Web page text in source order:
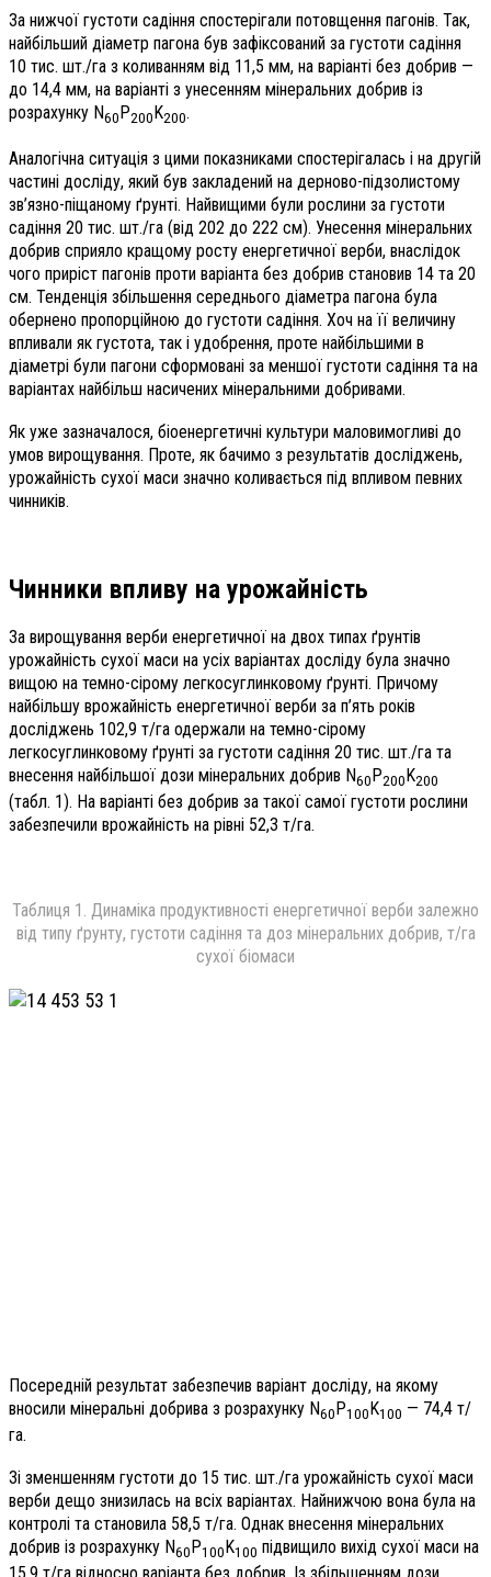
За нижчої густоти садіння спостерігали потовщення пагонів. Так,
найбільший діаметр пагона був зафіксований за густоти садіння
10 тис. шт./га з коливанням від 11,5 мм, на варіанті без добрив —
до 14,4 мм, на варіанті з унесенням мінеральних добрив із
розрахунку N60P200K200.
Аналогічна ситуація з цими показниками спостерігалась і на другій
частині досліду, який був закладений на дерново-підзолистому
зв’язно-піщаному ґрунті. Найвищими були рослини за густоти
садіння 20 тис. шт./га (від 202 до 222 см). Унесення мінеральних
добрив сприяло кращому росту енергетичної верби, внаслідок
чого приріст пагонів проти варіанта без добрив становив 14 та 20
см. Тенденція збільшення середнього діаметра пагона була
обернено пропорційною до густоти садіння. Хоч на її величину
впливали як густота, так і удобрення, проте найбільшими в
діаметрі були пагони сформовані за меншої густоти садіння та на
варіантах найбільш насичених мінеральними добривами.
Як уже зазначалося, біоенергетичні культури маловимогливі до
умов вирощування. Проте, як бачимо з результатів досліджень,
урожайність сухої маси значно коливається під впливом певних
чинників.
Чинники впливу на урожайність
За вирощування верби енергетичної на двох типах ґрунтів
урожайність сухої маси на усіх варіантах досліду була значно
вищою на темно-сірому легкосуглинковому ґрунті. Причому
найбільшу врожайність енергетичної верби за п’ять років
досліджень 102,9 т/га одержали на темно-сірому
легкосуглинковому ґрунті за густоти садіння 20 тис. шт./га та
внесення найбільшої дози мінеральних добрив N60P200K200
(табл. 1). На варіанті без добрив за такої самої густоти рослини
забезпечили врожайність на рівні 52,3 т/га.
Таблиця 1. Динаміка продуктивності енергетичної верби залежно
від типу ґрунту, густоти садіння та доз мінеральних добрив, т/га
сухої біомаси
Посередній результат забезпечив варіант досліду, на якому
вносили мінеральні добрива з розрахунку N60P100K100 — 74,4 т/
га.
Зі зменшенням густоти до 15 тис. шт./га урожайність сухої маси
верби дещо знизилась на всіх варіантах. Найнижчою вона була на
контролі та становила 58,5 т/га. Однак внесення мінеральних
добрив із розрахунку N60 P100 K100 підвищило вихід сухої маси на